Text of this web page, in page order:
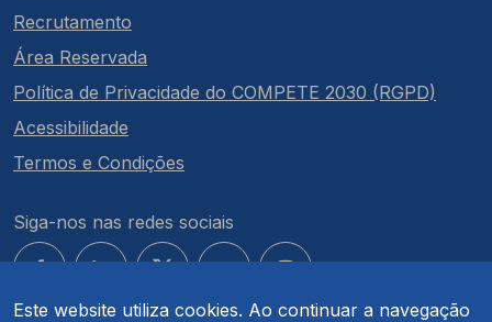
Este website utiliza cookies. Ao continuar a navegação
Recrutamento
Área Reservada
Política de Privacidade do COMPETE 2030 (RGPD)
Acessibilidade
Termos e Condições
Siga-nos nas redes sociais